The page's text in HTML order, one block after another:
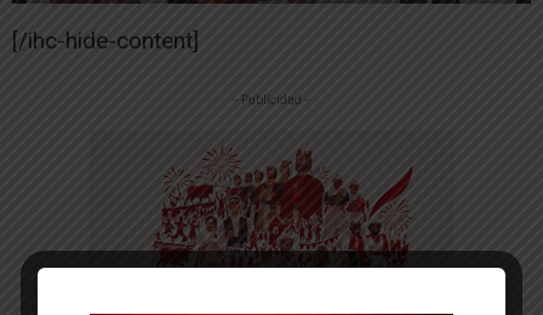
[/ihc-hide-content]
-- Publicidad --